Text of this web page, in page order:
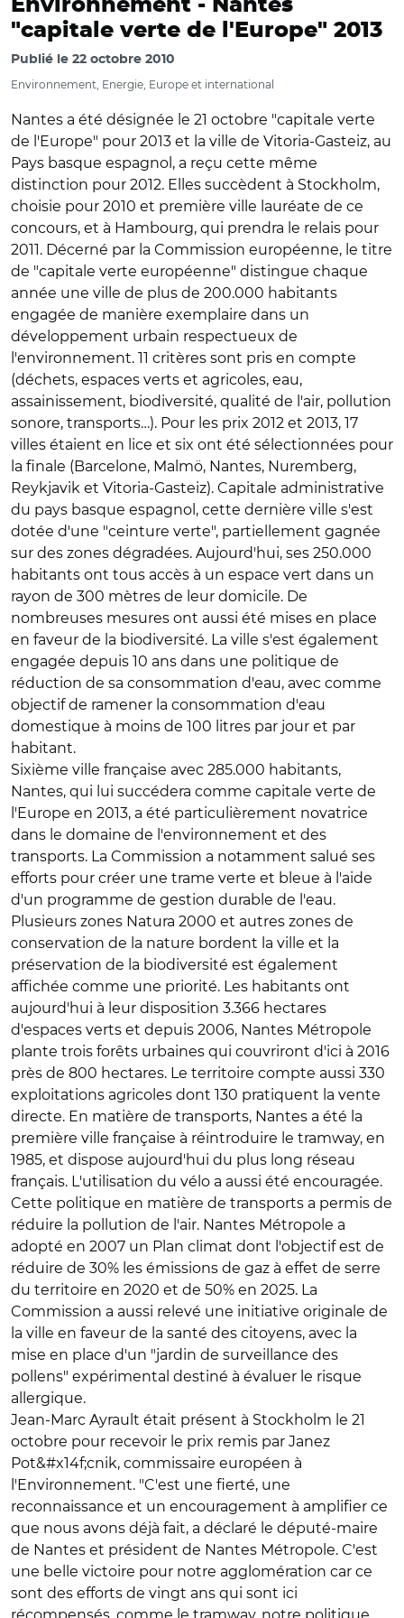
Environnement - Nantes
"capitale verte de l'Europe" 2013
Publié le 22 octobre 2010
Environnement, Energie, Europe et international
Nantes a été désignée le 21 octobre "capitale verte
de l'Europe" pour 2013 et la ville de Vitoria-Gasteiz, au
Pays basque espagnol, a reçu cette même
distinction pour 2012. Elles succèdent à Stockholm,
choisie pour 2010 et première ville lauréate de ce
concours, et à Hambourg, qui prendra le relais pour
2011. Décerné par la Commission européenne, le titre
de "capitale verte européenne" distingue chaque
année une ville de plus de 200.000 habitants
engagée de manière exemplaire dans un
développement urbain respectueux de
l'environnement. 11 critères sont pris en compte
(déchets, espaces verts et agricoles, eau,
assainissement, biodiversité, qualité de l'air, pollution
sonore, transports…). Pour les prix 2012 et 2013, 17
villes étaient en lice et six ont été sélectionnées pour
la finale (Barcelone, Malmö, Nantes, Nuremberg,
Reykjavik et Vitoria-Gasteiz). Capitale administrative
du pays basque espagnol, cette dernière ville s'est
dotée d'une "ceinture verte", partiellement gagnée
sur des zones dégradées. Aujourd'hui, ses 250.000
habitants ont tous accès à un espace vert dans un
rayon de 300 mètres de leur domicile. De
nombreuses mesures ont aussi été mises en place
en faveur de la biodiversité. La ville s'est également
engagée depuis 10 ans dans une politique de
réduction de sa consommation d'eau, avec comme
objectif de ramener la consommation d'eau
domestique à moins de 100 litres par jour et par
habitant.
Sixième ville française avec 285.000 habitants,
Nantes, qui lui succédera comme capitale verte de
l'Europe en 2013, a été particulièrement novatrice
dans le domaine de l'environnement et des
transports. La Commission a notamment salué ses
efforts pour créer une trame verte et bleue à l'aide
d'un programme de gestion durable de l'eau.
Plusieurs zones Natura 2000 et autres zones de
conservation de la nature bordent la ville et la
préservation de la biodiversité est également
affichée comme une priorité. Les habitants ont
aujourd'hui à leur disposition 3.366 hectares
d'espaces verts et depuis 2006, Nantes Métropole
plante trois forêts urbaines qui couvriront d'ici à 2016
près de 800 hectares. Le territoire compte aussi 330
exploitations agricoles dont 130 pratiquent la vente
directe. En matière de transports, Nantes a été la
première ville française à réintroduire le tramway, en
1985, et dispose aujourd'hui du plus long réseau
français. L'utilisation du vélo a aussi été encouragée.
Cette politique en matière de transports a permis de
réduire la pollution de l'air. Nantes Métropole a
adopté en 2007 un Plan climat dont l'objectif est de
réduire de 30% les émissions de gaz à effet de serre
du territoire en 2020 et de 50% en 2025. La
Commission a aussi relevé une initiative originale de
la ville en faveur de la santé des citoyens, avec la
mise en place d'un "jardin de surveillance des
pollens" expérimental destiné à évaluer le risque
allergique.
Jean-Marc Ayrault était présent à Stockholm le 21
octobre pour recevoir le prix remis par Janez
Pot&#x14f;cnik, commissaire européen à
l'Environnement. "C'est une fierté, une
reconnaissance et un encouragement à amplifier ce
que nous avons déjà fait, a déclaré le député-maire
de Nantes et président de Nantes Métropole. C'est
une belle victoire pour notre agglomération car ce
sont des efforts de vingt ans qui sont ici